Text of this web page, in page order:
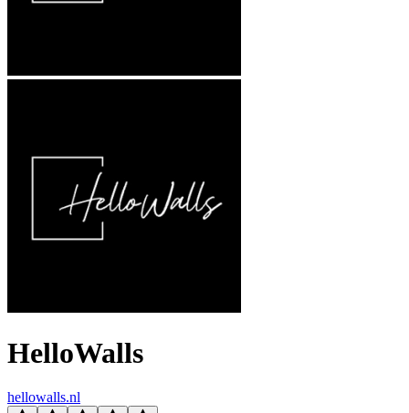
HelloWalls
hellowalls.nl